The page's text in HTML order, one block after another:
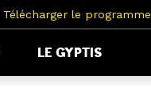
Télécharger le programme
LE GYPTIS